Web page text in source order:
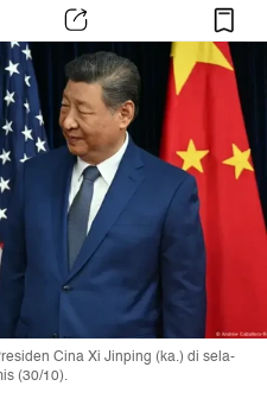
Cina Xi Jinping (ka.) di sela-
(30/10).